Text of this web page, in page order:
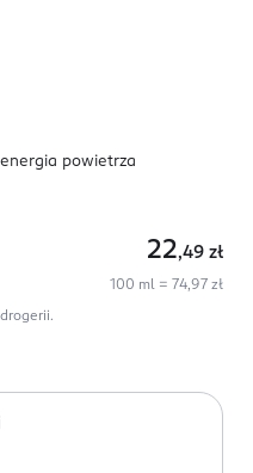
powietrza
22,49 zł
100 ml = 74,97 zł